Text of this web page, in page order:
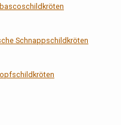
Schnappschildkröten